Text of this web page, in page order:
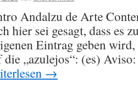
Andalzu de Arte
hier sei gesagt, dass es
Eintrag geben
„azulejos“: (es)
→